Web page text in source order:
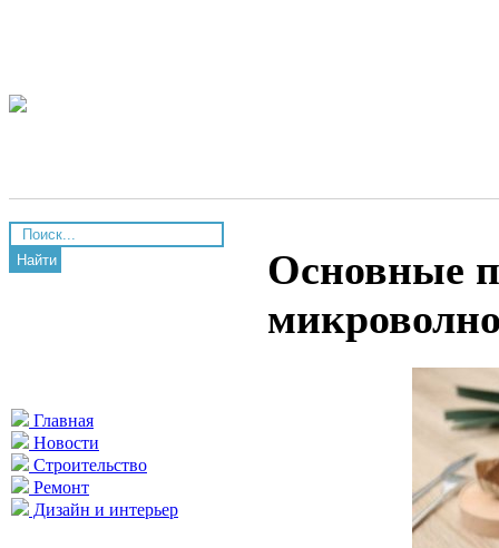
Найти
Главная
Новости
Строительство
Ремонт
Дизайн и интерьер
Основные